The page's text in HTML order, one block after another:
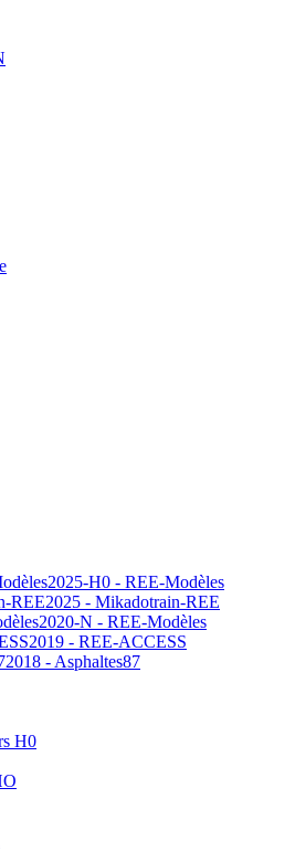
2025-H0 - REE-Modèles
2025 - Mikadotrain-REE
2020-N - REE-Modèles
2019 - REE-ACCESS
2018 - Asphaltes87
H0